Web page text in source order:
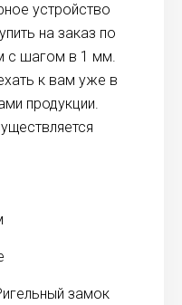
устройство
на заказ по
с шагом в 1 мм.
к вам уже в
продукции.
замок